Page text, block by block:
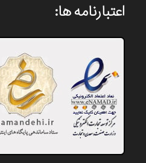
اعتبارنامه ها: